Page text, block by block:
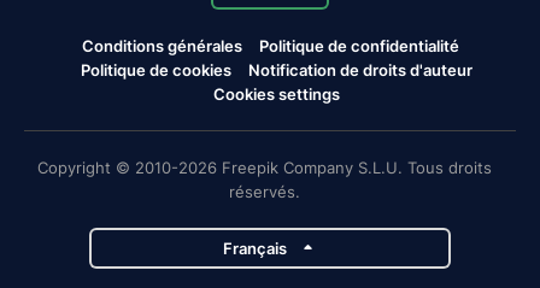
Conditions générales
Politique de confidentialité
Politique de cookies
Notification de droits d'auteur
Cookies settings
Copyright © 2010-2026 Freepik Company S.L.U. Tous droits
réservés.
Français